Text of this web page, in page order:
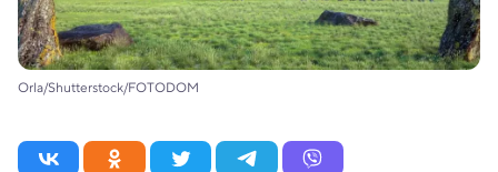
Orla/Shutterstock/FOTODOM